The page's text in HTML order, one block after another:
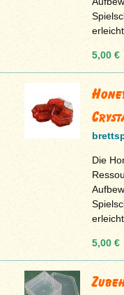
5,00 €
Die
5,00 €